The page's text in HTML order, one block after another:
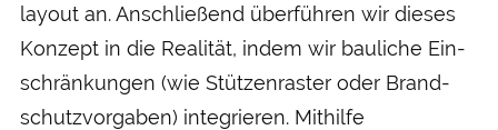
layout an. An­schließend über­führen wir dieses
Konzept in die Realität, indem wir bauliche Ein­
schränkungen (wie Stützen­raster oder Brand­
schutz­vorgaben) integrieren. Mit­hilfe